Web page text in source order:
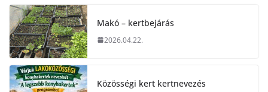
Makó – kertbejárás
2026.04.22.
Közösségi kert kertnevezés